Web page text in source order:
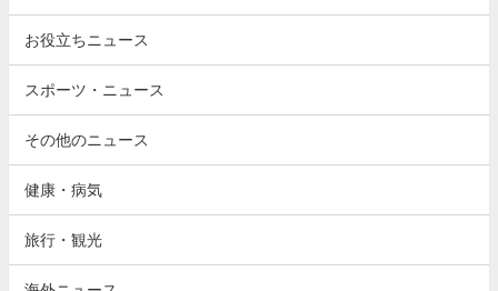
お役立ちニュース
スポーツ・ニュース
その他のニュース
健康・病気
旅行・観光